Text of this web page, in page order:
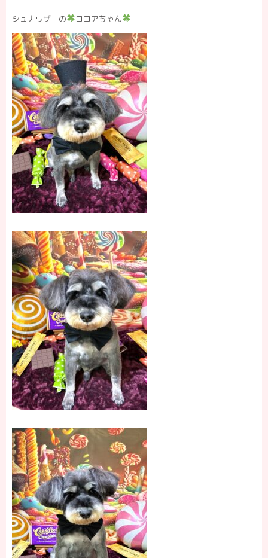
シュナウザーの ココアちゃん